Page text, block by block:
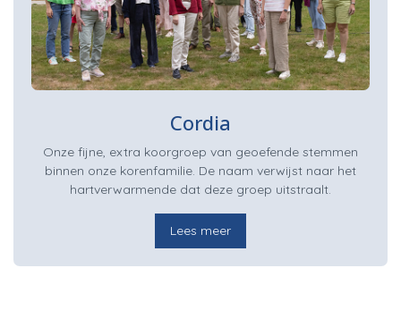
Cordia
Onze fijne, extra koorgroep van geoefende stemmen
binnen onze korenfamilie. De naam verwijst naar het
hartverwarmende dat deze groep uitstraalt.
Lees meer